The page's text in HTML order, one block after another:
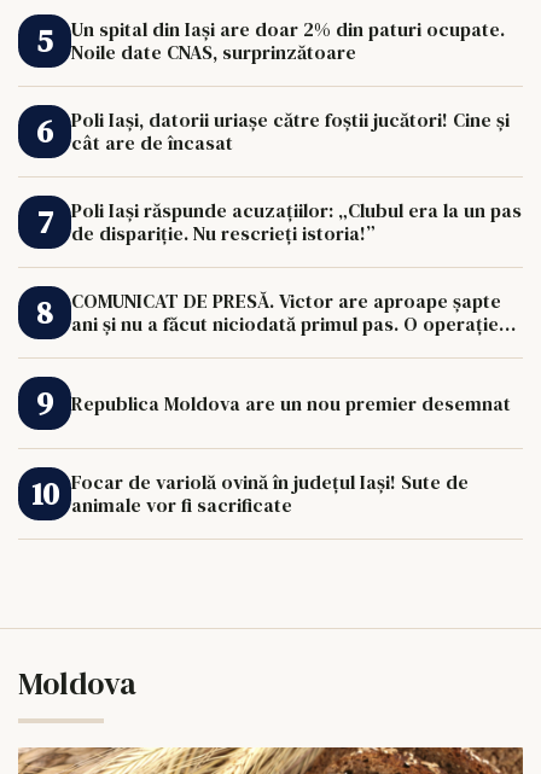
Un spital din Iași are doar 2% din paturi ocupate.
Noile date CNAS, surprinzătoare
Poli Iași, datorii uriașe către foștii jucători! Cine și
cât are de încasat
Poli Iași răspunde acuzațiilor: „Clubul era la un pas
de dispariție. Nu rescrieți istoria!”
COMUNICAT DE PRESĂ. Victor are aproape șapte
ani și nu a făcut niciodată primul pas. O operație
Republica Moldova are un nou premier desemnat
Focar de variolă ovină în județul Iași! Sute de
animale vor fi sacrificate
Moldova